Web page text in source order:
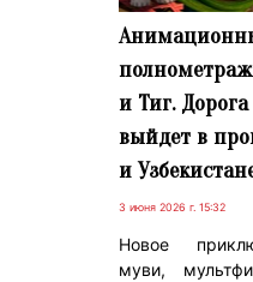
и Тиг.
выйдет в
и
3 июня 2026 г. 15:32
Новое
муви,